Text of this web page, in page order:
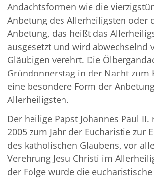
Andachtsformen wie die
Anbetung des Allerheiligsten oder
Anbetung, das heißt das
ausgesetzt und wird abwechselnd
Gläubigen verehrt. Die
Gründonnerstag in der Nacht zum
eine besondere Form der
Allerheiligsten.
Der heilige Papst Johannes Paul II.
2005 zum Jahr der Eucharistie zur
des katholischen Glaubens, vor
Verehrung Jesu Christi im
der Folge wurde die